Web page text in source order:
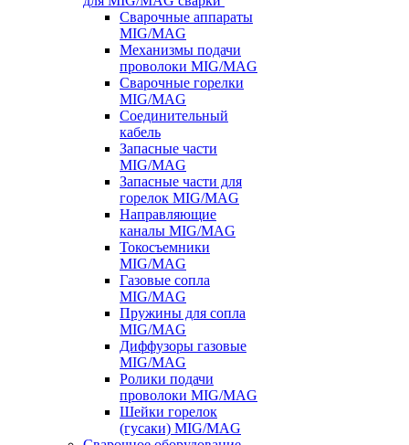
Сварочные аппараты
MIG/MAG
Механизмы подачи
проволоки MIG/MAG
Сварочные горелки
MIG/MAG
Соединительный
кабель
Запасные части
MIG/MAG
Запасные части для
горелок MIG/MAG
Направляющие
каналы MIG/MAG
Токосъемники
MIG/MAG
Газовые сопла
MIG/MAG
Пружины для сопла
MIG/MAG
Диффузоры газовые
MIG/MAG
Ролики подачи
проволоки MIG/MAG
Шейки горелок
(гусаки) MIG/MAG